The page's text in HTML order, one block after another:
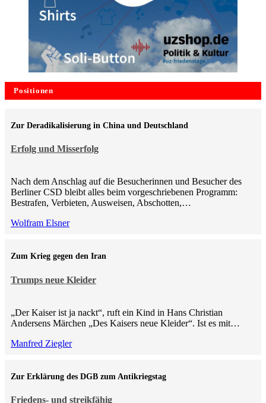
Positionen
Erfolg und Misserfolg
Zur Deradikalisierung in China und Deutschland
Nach dem Anschlag auf die Besucherinnen und Besucher des
Berliner CSD bleibt alles beim vorgeschriebenen Programm:
Bestrafen, Verbieten, Ausweisen, Abschotten,…
Wolfram Elsner
Trumps neue Kleider
Zum Krieg gegen den Iran
„Der Kaiser ist ja nackt“, ruft ein Kind in Hans Christian
Andersens Märchen „Des Kaisers neue Kleider“. Ist es mit…
Manfred Ziegler
Friedens- und streikfähig
Zur Erklärung des DGB zum Antikriegstag